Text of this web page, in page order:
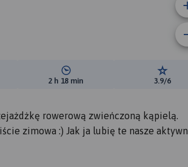
Średni czas potrzebny na
2 h 18 min Ocena
3.9/6
rowerową zwieńczoną kąpielą.
zimowa :) Jak ja lubię te nasze